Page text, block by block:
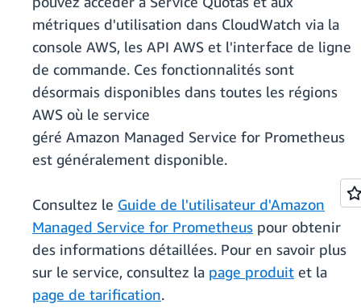
métriques d'utilisation dans CloudWatch via la
console AWS, les API AWS et l'interface de ligne
de commande. Ces fonctionnalités sont
désormais disponibles dans toutes les régions
AWS où le service
géré Amazon Managed Service for Prometheus
est généralement disponible.
Consultez le Guide de l'utilisateur d'Amazon
Managed Service for Prometheus pour obtenir
des informations détaillées. Pour en savoir plus
sur le service, consultez la page produit et la
page de tarification.